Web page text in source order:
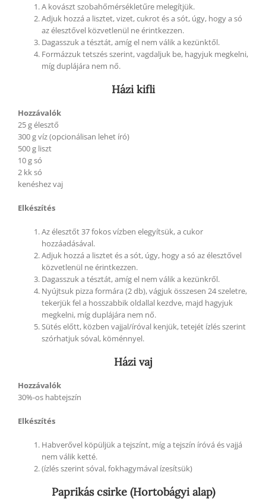
A kovászt szobahőmérsékletűre melegítjük.
Adjuk hozzá a lisztet, vizet, cukrot és a sót, úgy, hogy a só
az élesztővel közvetlenül ne érintkezzen.
Dagasszuk a tésztát, amíg el nem válik a kezünktől.
Formázzuk tetszés szerint, vagdaljuk be, hagyjuk megkelni,
míg duplájára nem nő.
Házi kifli
Hozzávalók
25 g élesztő
300 g víz (opcionálisan lehet író)
500 g liszt
10 g só
2 kk só
kenéshez vaj
Elkészítés
Az élesztőt 37 fokos vízben elegyítsük, a cukor
hozzáadásával.
Adjuk hozzá a lisztet és a sót, úgy, hogy a só az élesztővel
közvetlenül ne érintkezzen.
Dagasszuk a tésztát, amíg el nem válik a kezünkről.
Nyújtsuk pizza formára (2 db), vágjuk összesen 24 szeletre,
tekerjük fel a hosszabbik oldallal kezdve, majd hagyjuk
megkelni, míg duplájára nem nő.
Sütés előtt, közben vajjal/íróval kenjük, tetejét ízlés szerint
szórhatjuk sóval, köménnyel.
Házi vaj
Hozzávalók
30%-os habtejszín
Elkészítés
Habverővel köpüljük a tejszínt, míg a tejszín íróvá és vajjá
nem válik ketté.
(ízlés szerint sóval, fokhagymával ízesítsük)
Paprikás csirke (Hortobágyi alap)